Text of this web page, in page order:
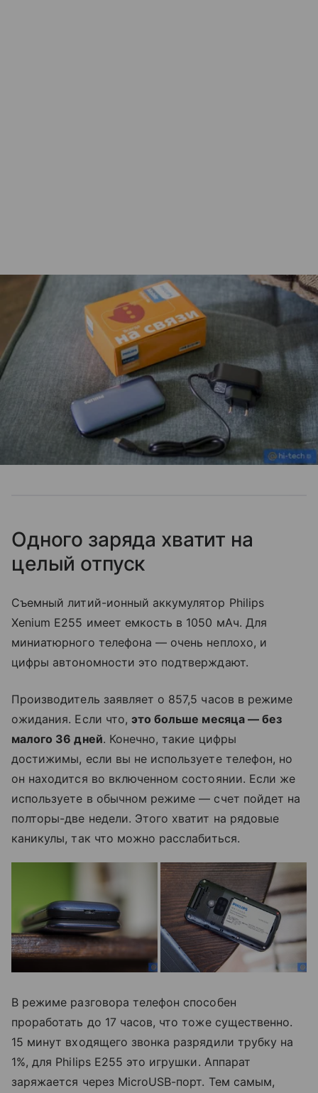
Одного заряда хватит на
целый отпуск
Съемный литий-ионный аккумулятор Philips
Xenium E255 имеет емкость в 1050 мАч. Для
миниатюрного телефона — очень неплохо, и
цифры автономности это подтверждают.
Производитель заявляет о 857,5 часов в режиме
ожидания. Если что, это больше месяца — без
малого 36 дней. Конечно, такие цифры
достижимы, если вы не используете телефон, но
он находится во включенном состоянии. Если же
используете в обычном режиме — счет пойдет на
полторы-две недели. Этого хватит на рядовые
каникулы, так что можно расслабиться.
В режиме разговора телефон способен
проработать до 17 часов, что тоже существенно.
15 минут входящего звонка разрядили трубку на
1%, для Philips E255 это игрушки. Аппарат
заряжается через MicroUSB-порт. Тем самым,